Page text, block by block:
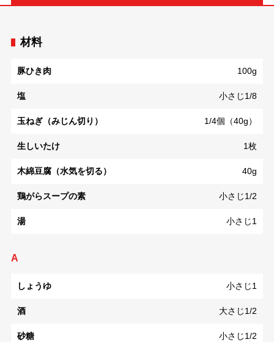
材料
豚ひき肉 100g
塩 小さじ1/8
玉ねぎ（みじん切り） 1/4個（40g）
生しいたけ 1枚
木綿豆腐（水気を切る） 40g
鶏がらスープの素 小さじ1/2
湯 小さじ1
A
しょうゆ 小さじ1
酒 大さじ1/2
砂糖 小さじ1/2